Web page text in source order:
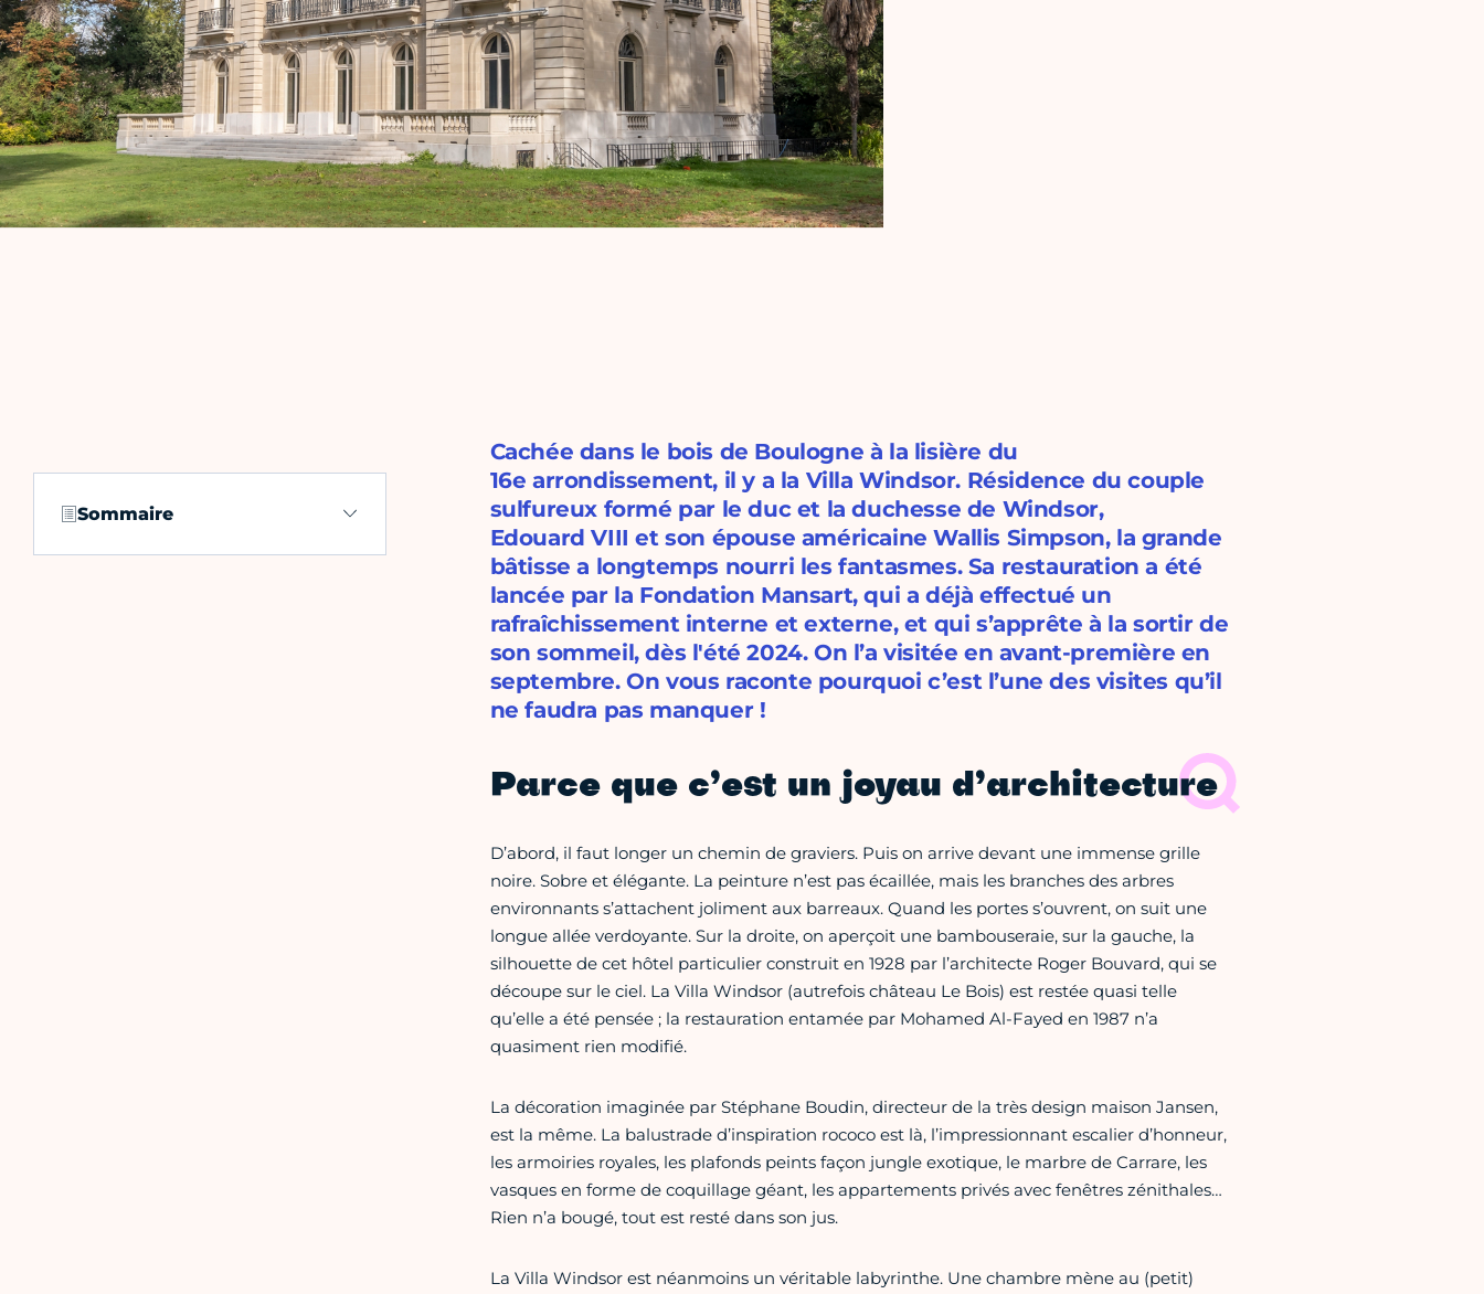
Sommaire
Cachée dans le bois de Boulogne à la lisière du
16e arrondissement, il y a la Villa Windsor. Résidence du couple
sulfureux formé par le duc et la duchesse de Windsor,
Edouard VIII et son épouse américaine Wallis Simpson, la grande
bâtisse a longtemps nourri les fantasmes. Sa restauration a été
lancée par la Fondation Mansart, qui a déjà effectué un
rafraîchissement interne et externe, et qui s’apprête à la sortir de
son sommeil, dès l'été 2024. On l’a visitée en avant-première en
septembre. On vous raconte pourquoi c’est l’une des visites qu’il
ne faudra pas manquer !
Parce que c’est un joyau d’architecture
D’abord, il faut longer un chemin de graviers. Puis on arrive devant une immense grille
noire. Sobre et élégante. La peinture n’est pas écaillée, mais les branches des arbres
environnants s’attachent joliment aux barreaux. Quand les portes s’ouvrent, on suit une
longue allée verdoyante. Sur la droite, on aperçoit une bambouseraie, sur la gauche, la
silhouette de cet hôtel particulier construit en 1928 par l’architecte Roger Bouvard, qui se
découpe sur le ciel. La Villa Windsor (autrefois château Le Bois) est restée quasi telle
qu’elle a été pensée ; la restauration entamée par Mohamed Al-Fayed en 1987 n’a
quasiment rien modifié.
La décoration imaginée par Stéphane Boudin, directeur de la très design maison Jansen,
est la même. La balustrade d’inspiration rococo est là, l’impressionnant escalier d’honneur,
les armoiries royales, les plafonds peints façon jungle exotique, le marbre de Carrare, les
vasques en forme de coquillage géant, les appartements privés avec fenêtres zénithales…
Rien n’a bougé, tout est resté dans son jus.
La Villa Windsor est néanmoins un véritable labyrinthe. Une chambre mène au (petit)